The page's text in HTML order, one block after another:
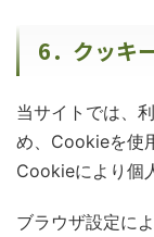
6．クッキ
当サイトでは、
め、Cookieを使
Cookieにより個
ブラウザ設定に